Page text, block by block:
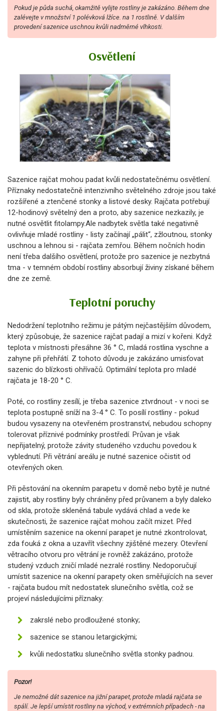
Pokud je půda suchá, okamžitě vylijte rostliny je zakázáno. Během dne
zalévejte v množství 1 polévková lžíce. na 1 rostlině. V dalším
provedení sazenice uschnou kvůli nadměrné vlhkosti.
Osvětlení
Sazenice rajčat mohou padat kvůli nedostatečnému osvětlení.
Příznaky nedostatečně intenzivního světelného zdroje jsou také
rozšířené a ztenčené stonky a listové desky. Rajčata potřebují
12-hodinový světelný den a proto, aby sazenice nezkazily, je
nutné osvětlit fitolampy.Ale nadbytek světla také negativně
ovlivňuje mladé rostliny - listy začínají „pálit“, zžloutnou, stonky
uschnou a lehnou si - rajčata zemřou. Během nočních hodin
není třeba dalšího osvětlení, protože pro sazenice je nezbytná
tma - v temném období rostliny absorbují živiny získané během
dne ze země.
Teplotní poruchy
Nedodržení teplotního režimu je pátým nejčastějším důvodem,
který způsobuje, že sazenice rajčat padají a mizí v kořeni. Když
teplota v místnosti přesáhne 36 ° C, mladá rostlina vyschne a
zahyne při přehřátí. Z tohoto důvodu je zakázáno umisťovat
sazenic do blízkosti ohřívačů. Optimální teplota pro mladé
rajčata je 18-20 ° C.
Poté, co rostliny zesílí, je třeba sazenice ztvrdnout - v noci se
teplota postupně sníží na 3-4 ° C. To posílí rostliny - pokud
budou vysazeny na otevřeném prostranství, nebudou schopny
tolerovat příznivé podmínky prostředí. Průvan je však
nepřijatelný, protože závity studeného vzduchu povedou k
vyblednutí. Při větrání areálu je nutné sazenice očistit od
otevřených oken.
Při pěstování na okenním parapetu v domě nebo bytě je nutné
zajistit, aby rostliny byly chráněny před průvanem a byly daleko
od skla, protože skleněná tabule vydává chlad a vede ke
skutečnosti, že sazenice rajčat mohou začít mizet. Před
umístěním sazenice na okenní parapet je nutné zkontrolovat,
zda fouká z okna a uzavřít všechny zjištěné mezery. Otevření
větracího otvoru pro větrání je rovněž zakázáno, protože
studený vzduch zničí mladé nezralé rostliny. Nedoporučují
umístit sazenice na okenní parapety oken směřujících na sever
- rajčata budou mít nedostatek slunečního světla, což se
projeví následujícími příznaky:
zakrslé nebo prodloužené stonky;
sazenice se stanou letargickými;
kvůli nedostatku slunečního světla stonky padnou.
Pozor!
Je nemožné dát sazenice na jižní parapet, protože mladá rajčata se
spálí. Je lepší umístit rostliny na východ, v extrémních případech - na